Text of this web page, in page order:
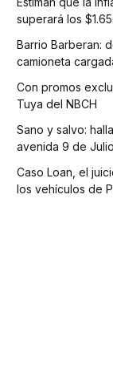
superará los
Barrio Barberan:
camioneta
Con promos
Tuya del NBCH
Sano y salvo:
avenida 9 de Julio
Caso Loan, el
los vehículos de